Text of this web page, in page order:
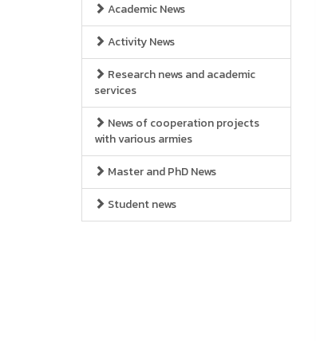
Academic News
Activity News
Research news and academic
services
News of cooperation projects
with various armies
Master and PhD News
Student news